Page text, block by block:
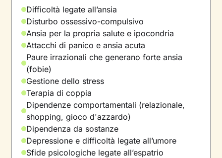
Difficoltà legate all’ansia
Disturbo ossessivo-compulsivo
Ansia per la propria salute e ipocondria
Attacchi di panico e ansia acuta
Paure irrazionali che generano forte ansia
(fobie)
Gestione dello stress
Terapia di coppia
Dipendenze comportamentali (relazionale,
shopping, gioco d'azzardo)
Dipendenza da sostanze
Depressione e difficoltà legate all’umore
Sfide psicologiche legate all’espatrio